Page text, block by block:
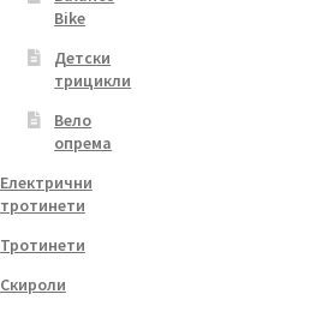
Bike
Детски
трицикли
Вело
опрема
Електрични
тротинети
Тротинети
Скироли